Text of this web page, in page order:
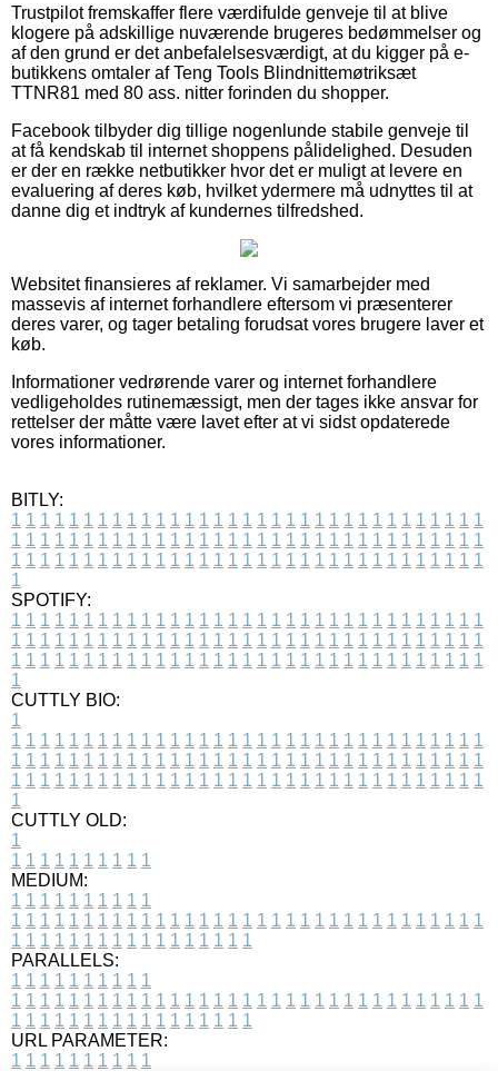
Trustpilot fremskaffer flere værdifulde genveje til at blive
klogere på adskillige nuværende brugeres bedømmelser og
af den grund er det anbefalelsesværdigt, at du kigger på e-
butikkens omtaler af Teng Tools Blindnittemøtriksæt
TTNR81 med 80 ass. nitter forinden du shopper.
Facebook tilbyder dig tillige nogenlunde stabile genveje til
at få kendskab til internet shoppens pålidelighed. Desuden
er der en række netbutikker hvor det er muligt at levere en
evaluering af deres køb, hvilket ydermere må udnyttes til at
danne dig et indtryk af kundernes tilfredshed.
Websitet finansieres af reklamer. Vi samarbejder med
massevis af internet forhandlere eftersom vi præsenterer
deres varer, og tager betaling forudsat vores brugere laver et
køb.
Informationer vedrørende varer og internet forhandlere
vedligeholdes rutinemæssigt, men der tages ikke ansvar for
rettelser der måtte være lavet efter at vi sidst opdaterede
vores informationer.
BITLY:
1 1 1 1 1 1 1 1 1 1 1 1 1 1 1 1 1 1 1 1 1 1 1 1 1 1 1 1 1 1 1 1 1
1 1 1 1 1 1 1 1 1 1 1 1 1 1 1 1 1 1 1 1 1 1 1 1 1 1 1 1 1 1 1 1 1
1 1 1 1 1 1 1 1 1 1 1 1 1 1 1 1 1 1 1 1 1 1 1 1 1 1 1 1 1 1 1 1 1
1
SPOTIFY:
1 1 1 1 1 1 1 1 1 1 1 1 1 1 1 1 1 1 1 1 1 1 1 1 1 1 1 1 1 1 1 1 1
1 1 1 1 1 1 1 1 1 1 1 1 1 1 1 1 1 1 1 1 1 1 1 1 1 1 1 1 1 1 1 1 1
1 1 1 1 1 1 1 1 1 1 1 1 1 1 1 1 1 1 1 1 1 1 1 1 1 1 1 1 1 1 1 1 1
1
CUTTLY BIO:
1
1 1 1 1 1 1 1 1 1 1 1 1 1 1 1 1 1 1 1 1 1 1 1 1 1 1 1 1 1 1 1 1 1
1 1 1 1 1 1 1 1 1 1 1 1 1 1 1 1 1 1 1 1 1 1 1 1 1 1 1 1 1 1 1 1 1
1 1 1 1 1 1 1 1 1 1 1 1 1 1 1 1 1 1 1 1 1 1 1 1 1 1 1 1 1 1 1 1 1
1
CUTTLY OLD:
1
1 1 1 1 1 1 1 1 1 1
MEDIUM:
1 1 1 1 1 1 1 1 1 1
1 1 1 1 1 1 1 1 1 1 1 1 1 1 1 1 1 1 1 1 1 1 1 1 1 1 1 1 1 1 1 1 1
1 1 1 1 1 1 1 1 1 1 1 1 1 1 1 1 1
PARALLELS:
1 1 1 1 1 1 1 1 1 1
1 1 1 1 1 1 1 1 1 1 1 1 1 1 1 1 1 1 1 1 1 1 1 1 1 1 1 1 1 1 1 1 1
1 1 1 1 1 1 1 1 1 1 1 1 1 1 1 1 1
URL PARAMETER:
1 1 1 1 1 1 1 1 1 1